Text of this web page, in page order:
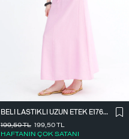
BELI LASTIKLI UZUN ETEK E17627
199,50TL
HAFTANIN ÇOK SATANI
199,50TL